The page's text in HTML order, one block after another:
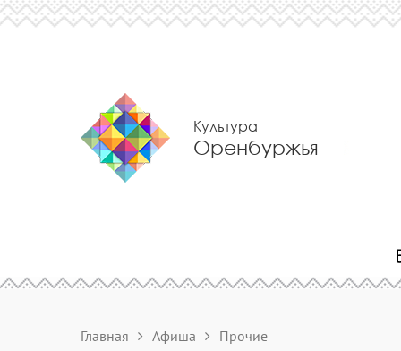
Культура
Оренбуржья
Главная Афиша Прочие